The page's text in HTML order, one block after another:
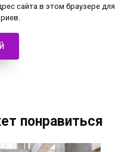
сайта в этом браузере для
понравиться